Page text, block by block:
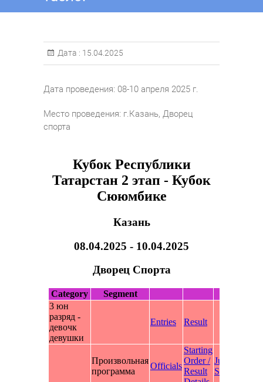
Дата : 15.04.2025
Дата проведения: 08-10 апреля 2025 г.
Место проведения: г.Казань, Дворец
спорта